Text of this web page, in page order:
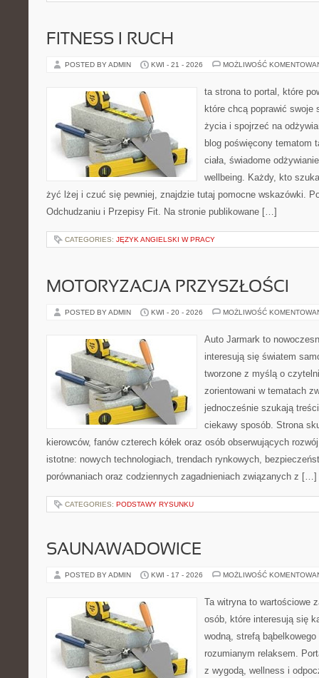
FITNESS I RUCH
POSTED BY ADMIN KWI - 21 - 2026 MOŻLIWOŚĆ
ta strona to portal, które
które chcą poprawić
życia i spojrzeć na
blog poświęcony tematom
ciała, świadome
wellbeing. Każdy, kto
żyć lżej i czuć się pewniej, znajdzie tutaj pomocne wskazówki.
Odchudzaniu i Przepisy Fit. Na stronie publikowane […]
CATEGORIES: JĘZYK ANGIELSKI W PRACY
MOTORYZACJA PRZYSZŁOŚCI
POSTED BY ADMIN KWI - 20 - 2026 MOŻLIWOŚĆ
Auto Jarmark to
interesują się światem
tworzone z myślą o
zorientowani w tematach
jednocześnie szukają
ciekawy sposób. Strona
kierowców, fanów czterech kółek oraz osób obserwujących
istotne: nowych technologiach, trendach rynkowych,
porównaniach oraz codziennych zagadnieniach związanych z […]
CATEGORIES: PODSTAWY RYSUNKU
SAUNAWADOWICE
POSTED BY ADMIN KWI - 17 - 2026 MOŻLIWOŚĆ
Ta witryna to wartościowe
osób, które interesują się
wodną, strefą
rozumianym relaksem.
z wygodą, wellness i